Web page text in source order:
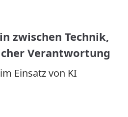
zwischen Technik,
Verantwortung
Einsatz von KI